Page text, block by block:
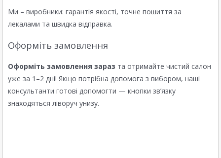
Ми – виробники: гарантія якості, точне пошиття за
лекалами та швидка відправка.
Оформіть замовлення
Оформіть замовлення зараз та отримайте чистий салон
уже за 1–2 дні! Якщо потрібна допомога з вибором, наші
консультанти готові допомогти — кнопки зв’язку
знаходяться ліворуч унизу.